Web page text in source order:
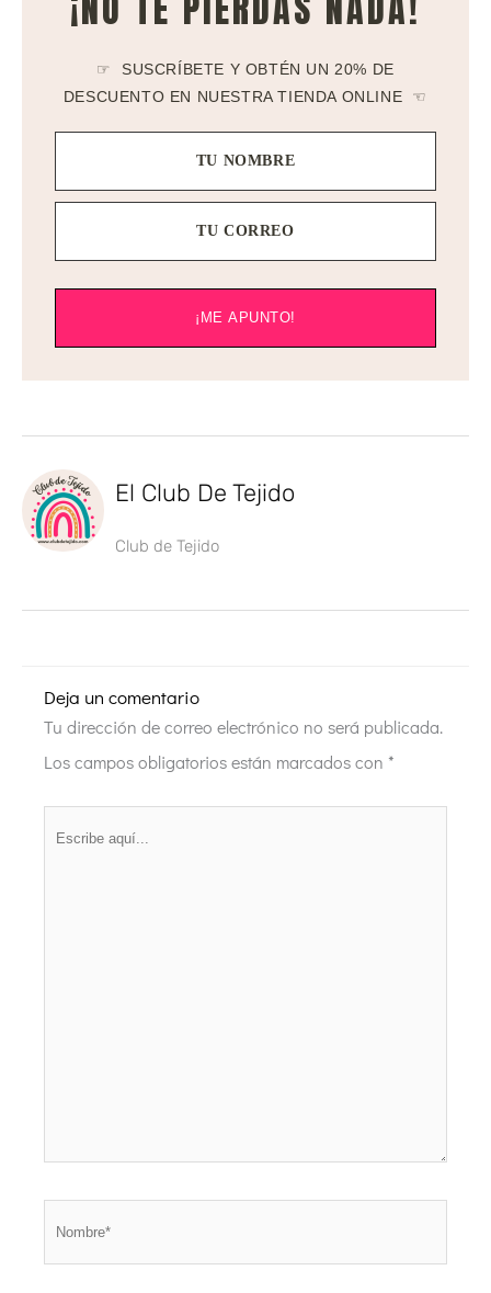
☞ SUSCRÍBETE Y OBTÉN UN 20% DE
DESCUENTO EN NUESTRA TIENDA ONLINE ☜
TU NOMBRE
TU CORREO
¡ME APUNTO!
El Club De Tejido
Club de Tejido
Deja un comentario
Tu dirección de correo electrónico no será publicada.
Los campos obligatorios están marcados con *